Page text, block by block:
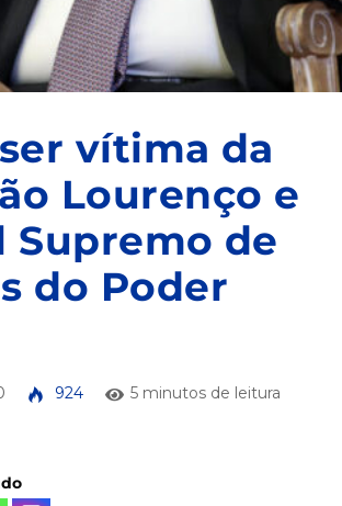
vítima da
Lourenço e
Supremo de
do Poder
924 5 minutos de leitura